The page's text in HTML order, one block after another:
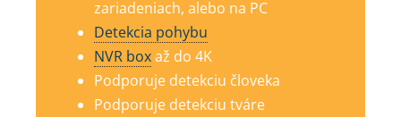
zariadeniach, alebo na PC
Detekcia pohybu
NVR boxaž do 4K
Podporuje detekciu človeka
Podporuje detekciu tváre